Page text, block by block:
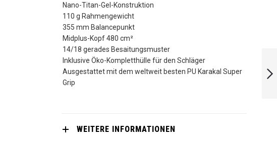
Nano-Titan-Gel-Konstruktion
110 g Rahmengewicht
355 mm Balancepunkt
Midplus-Kopf 480 cm²
14/18 gerades Besaitungsmuster
Inklusive Öko-Kompletthülle für den Schläger
Ausgestattet mit dem weltweit besten PU Karakal Super
Grip
WEITERE INFORMATIONEN